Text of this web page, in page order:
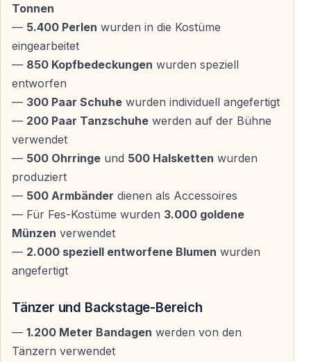
Paare und Familien
Die visuelle Stärke der Show macht sie für Erwachsene
und Kinder gleichermaßen geeignet.
Urlauber, die Kemer erstmals besuchen
zeitgenössischer Bühnenkunst.
Ablauf des Abends
Ankunft im Antiken Theater
Nach der Abholung in Kemer erfolgt die Fahrt nach
Aspendos — anschließend Zeit zum Einnehmen der
Plätze und zur Betrachtung der beeindruckenden
Anlage.
Tonnen
— 5.400 Perlen wurden in die Kostüme
eingearbeitet
— 850 Kopfbedeckungen wurden speziell
entworfen
— 300 Paar Schuhe wurden individuell angefertigt
— 200 Paar Tanzschuhe werden auf der Bühne
verwendet
— 500 Ohrringe und 500 Halsketten wurden
produziert
— 500 Armbänder dienen als Accessoires
— Für Fes-Kostüme wurden 3.000 goldene
Münzen verwendet
— 2.000 speziell entworfene Blumen wurden
angefertigt
Tänzer und Backstage-Bereich
— 1.200 Meter Bandagen werden von den
Tänzern verwendet